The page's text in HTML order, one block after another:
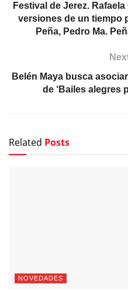
Festival de Jerez.
versiones de un tiempo
Peña, Pedro Ma.
Belén Maya busca
de ‘Bailes alegres
Related Posts
NOVEDADES